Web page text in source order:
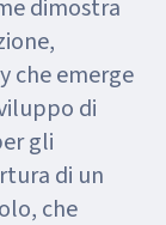
dimostra
che emerge
di
gli
di un
che